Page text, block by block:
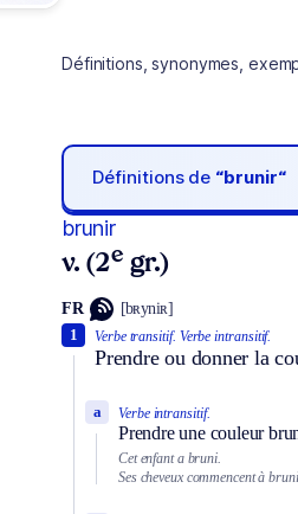
Définitions, synonymes,
Définitions de “brunir“
brunir
v. (2e gr.)
FR [bʀyniʀ]
Verbe transitif. Verbe intransitif.
Prendre ou donner la
1
Verbe intransitif.
Prendre une couleur
a
Cet enfant a bruni.
Ses cheveux commencent à